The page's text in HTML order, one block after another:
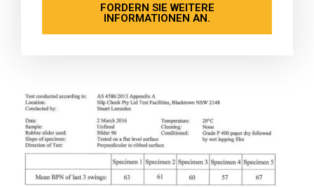
FORDERN SIE WEITERE
INFORMATIONEN AN.